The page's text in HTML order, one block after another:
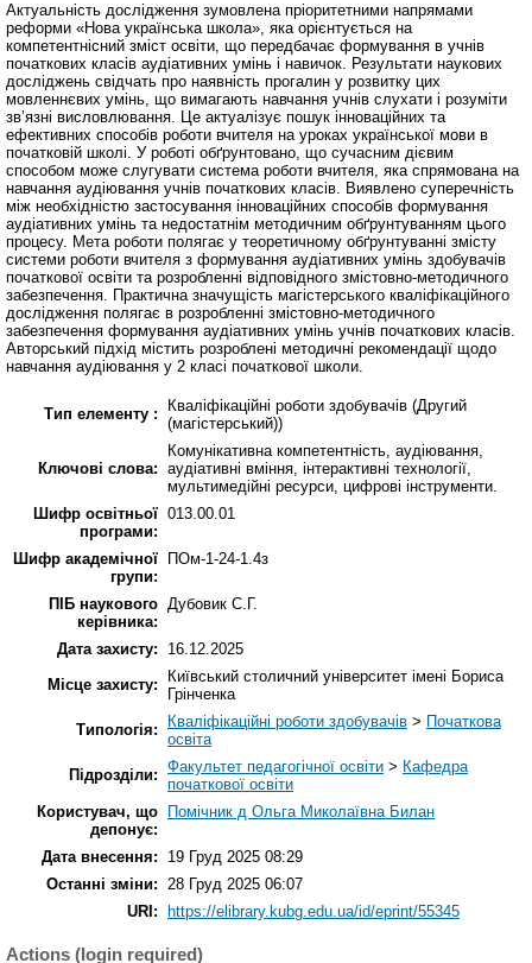
Актуальність дослідження зумовлена пріоритетними напрямами
реформи «Нова українська школа», яка орієнтується на
компетентнісний зміст освіти, що передбачає формування в учнів
початкових класів аудіативних умінь і навичок. Результати наукових
досліджень свідчать про наявність прогалин у розвитку цих
мовленнєвих умінь, що вимагають навчання учнів слухати і розуміти
зв’язні висловлювання. Це актуалізує пошук інноваційних та
ефективних способів роботи вчителя на уроках української мови в
початковій школі. У роботі обґрунтовано, що сучасним дієвим
способом може слугувати система роботи вчителя, яка спрямована на
навчання аудіювання учнів початкових класів. Виявлено суперечність
між необхідністю застосування інноваційних способів формування
аудіативних умінь та недостатнім методичним обґрунтуванням цього
процесу. Мета роботи полягає у теоретичному обґрунтуванні змісту
системи роботи вчителя з формування аудіативних умінь здобувачів
початкової освіти та розробленні відповідного змістовно-методичного
забезпечення. Практична значущість магістерського кваліфікаційного
дослідження полягає в розробленні змістовно-методичного
забезпечення формування аудіативних умінь учнів початкових класів.
Авторський підхід містить розроблені методичні рекомендації щодо
навчання аудіювання у 2 класі початкової школи.
Тип елементу :
Кваліфікаційні роботи здобувачів (Другий
(магістерський))
Ключові слова:
Комунікативна компетентність, аудіювання,
аудіативні вміння, інтерактивні технології,
мультимедійні ресурси, цифрові інструменти.
Шифр освітньої
програми:
013.00.01
Шифр академічної
групи:
ПОм-1-24-1.4з
ПІБ наукового
керівника:
Дубовик С.Г.
Дата захисту:
16.12.2025
Місце захисту:
Київський столичний університет імені Бориса
Грінченка
Типологія:
Кваліфікаційні роботи здобувачів > Початкова
освіта
Підрозділи: Факультет педагогічної освіти > Кафедра
початкової освіти
Користувач, що
депонує:
Помічник д Ольга Миколаївна Билан
Дата внесення:
19 Груд 2025 08:29
Останні зміни: 28 Груд 2025 06:07
URI:
https://elibrary.kubg.edu.ua/id/eprint/55345
Actions (login required)